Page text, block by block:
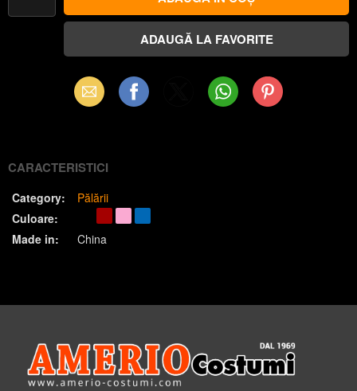
Email Facebook WhatsAppPinterest
CARACTERISTICI
Category:
Pălării
Culoare:
Made in:
China